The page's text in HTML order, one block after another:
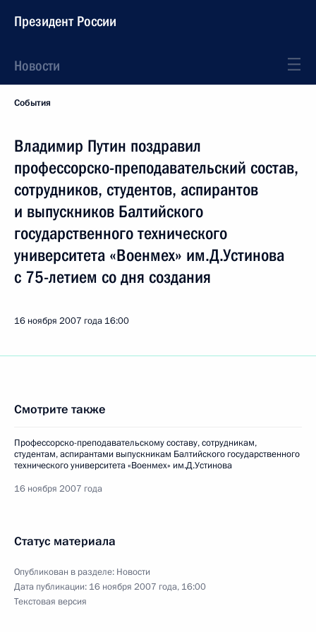
Президент России
Новости
События
Владимир Путин поздравил
профессорско-преподавательский состав,
сотрудников, студентов, аспирантов
и выпускников Балтийского
государственного технического
университета «Военмех» им.Д.Устинова
с 75-летием со дня создания
16 ноября 2007 года 16:00
Смотрите также
Профессорско-преподавательскому составу, сотрудникам,
студентам, аспирантами выпускникам Балтийского государственного
технического университета «Военмех» им.Д.Устинова
16 ноября 2007 года
Статус материала
Опубликован в разделе: Новости
Дата публикации: 16 ноября 2007 года, 16:00
Текстовая версия